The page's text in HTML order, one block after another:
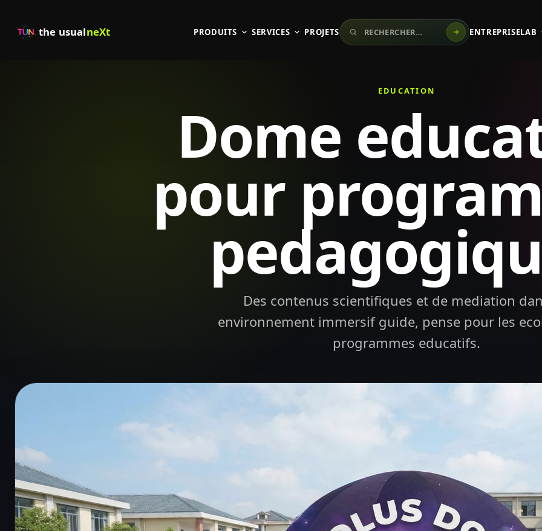
the usualneXt PRODUITS SERVICES PROJETSRechercher sur le site ENTREPRISELAB
EDUCATION
Dome
pour
Des contenus scientifiques et de mediation
environnement immersif guide, pense pour les
programmes educatifs.